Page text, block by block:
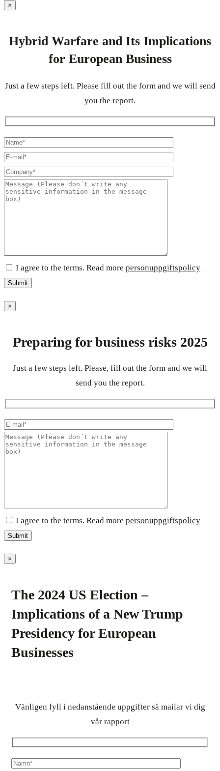
×
Hybrid Warfare and Its Implications
for European Business
Just a few steps left. Please fill out the form and we will send
you the report.
I agree to the terms. Read more personuppgiftspolicy
×
Preparing for business risks 2025
Just a few steps left. Please, fill out the form and we will
send you the report.
I agree to the terms. Read more personuppgiftspolicy
×
The 2024 US Election –
Implications of a New Trump
Presidency for European
Businesses
Vänligen fyll i nedanstående uppgifter så mailar vi dig
vår rapport